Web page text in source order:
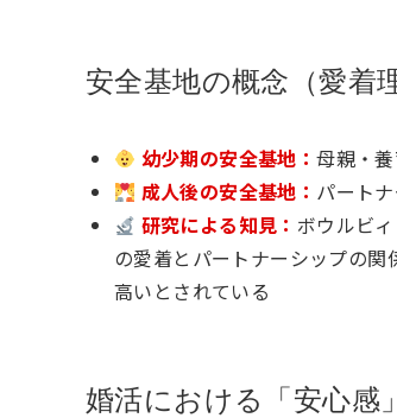
安全基地の概念（愛着
幼少期の安全基地：母親・
成人後の安全基地： パート
研究による知見： ボウルビ
の愛着とパートナーシップの
高いとされている
婚活における「安心感